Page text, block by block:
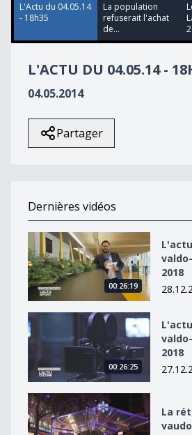
L'Actu du 04.05.14
- 18h35
La population
refuserait l'achat
de...
L'ACTU DU 04.05.14 -
04.05.2014
Partager
Dernières vidéos
L&#039;actualité sportive
00:26:19
2018
L&#039;actualité culturelle
00:26:25
2018
La rétrospective vaudoise 2018
La